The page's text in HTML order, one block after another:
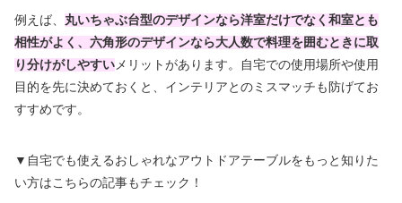
例えば、 丸いちゃぶ台型のデザインなら洋室だけでなく和室とも
相性がよく、六角形のデザインなら大人数で料理を囲むときに取
り分けがしやすいメリットがあります。自宅での使用場所や使用
目的を先に決めておくと、インテリアとのミスマッチも防げてお
すすめです。
▼自宅でも使えるおしゃれなアウトドアテーブルをもっと知りた
い方はこちらの記事もチェック！